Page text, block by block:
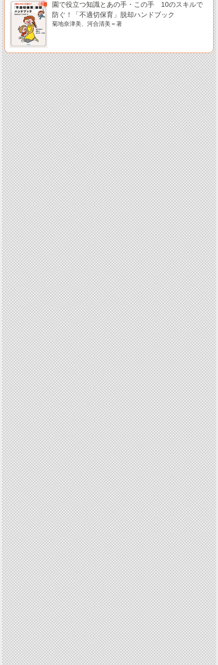
園で役立つ知識とあの手・この手 10のスキルで
防ぐ！「不適切保育」脱却ハンドブック
菊地奈津美、河合清美＝著